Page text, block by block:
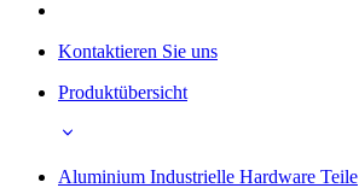
Kontaktieren Sie uns
Produktübersicht
Aluminium Industrielle Hardware Teile